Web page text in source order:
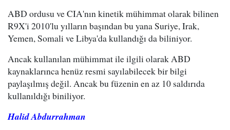
ABD ordusu ve CIA'nın kinetik mühimmat olarak bilinen
R9X'i 2010'lu yılların başından bu yana Suriye, Irak,
Yemen, Somali ve Libya'da kullandığı da biliniyor.
Ancak kullanılan mühimmat ile ilgili olarak ABD
kaynaklarınca henüz resmi sayılabilecek bir bilgi
paylaşılmış değil. Ancak bu füzenin en az 10 saldırıda
kullanıldığı biniliyor.
Halid Abdurrahman